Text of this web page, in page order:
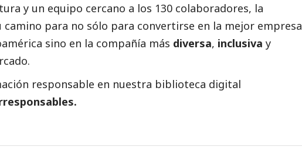
y un equipo cercano a los 130 colaboradores, la
camino para no sólo para convertirse en la mejor empresa
sino en la compañía más diversa, inclusiva y
responsable en nuestra biblioteca digital